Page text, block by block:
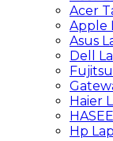
Acer
Apple
Asus
Dell
Haier
Hp